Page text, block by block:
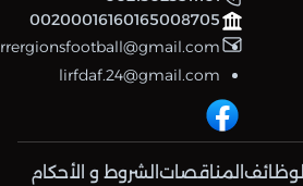
00200016160165008705
lirfdaf.24@gmail.com
الوظائف المناقصات الشروط و الأحكام